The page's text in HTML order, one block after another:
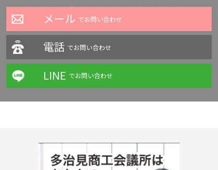
メール でお問い合わせ
電話 でお問い合わせ
LINE でお問い合わせ